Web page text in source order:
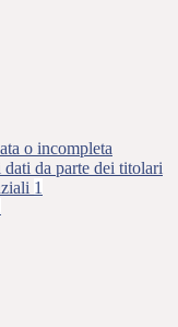
o incompleta
da parte dei titolari
1